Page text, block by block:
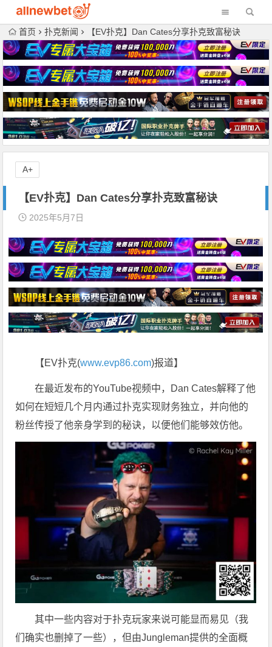
首页 扑克新闻 【EV扑克】Dan Cates分享扑克致富秘诀
【EV扑克】Dan Cates分享扑克致富秘诀
2025年5月7日
【EV扑克(www.evp86.com)报道】
在最近发布的YouTube视频中，Dan Cates解释了他
如何在短短几个月内通过扑克实现财务独立，并向他的
粉丝传授了他亲身学到的秘诀，以便他们能够效仿他。
其中一些内容对于扑克玩家来说可能显而易见（我
们确实也删掉了一些），但由Jungleman提供的全面概
A+